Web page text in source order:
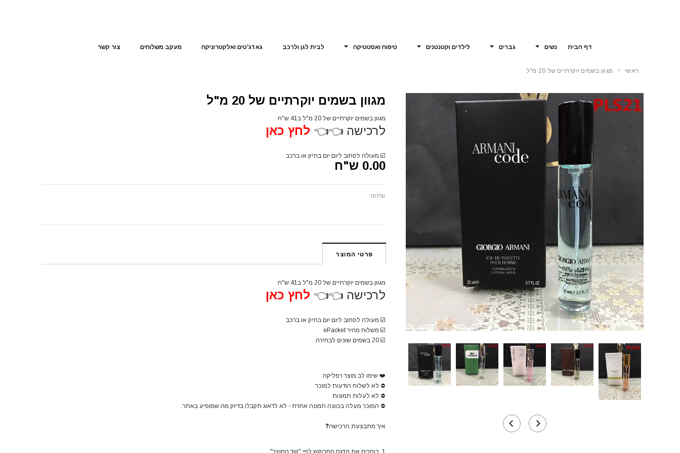
דף הבית נשים גברים לילדים וקטנטנים טיפוח ואסטטיקה לבית לגן ולרכב גאדג'טים ואלקטרוניקה מעקב משלוחים צור קשר
ראשי מגוון בשמים יוקרתיים של 20 מ"ל
מגוון בשמים יוקרתיים של 20 מ"ל
מגוון בשמים יוקרתיים של 20 מ"ל ב41 ש"ח
לרכישה 👈👈 לחץ כאן
☑️ מעולה לסחוב ליום יום בתיק או ברכב
0.00 ש"ח
שתפו
פרטי המוצר
מגוון בשמים יוקרתיים של 20 מ"ל ב41 ש"ח
לרכישה 👈👈 לחץ כאן
☑️ מעולה לסחוב ליום יום בתיק או ברכב
☑️ משלוח מהיר ePacket
☑️
❤️ שימו לב מוצר רפליקה
⛔ לא לשלוח הודעות למוכר
⛔ לא לעלות תמונות
⛔ המוכר מעלה בכוונה תמונה אחרת - לא לדאוג תקבלו בדיוק מה שמופיע באתר.
איך מתבצעת הרכישה❓
1. בוחרים את הדגם המבוקש לפי "קוד המוצר"